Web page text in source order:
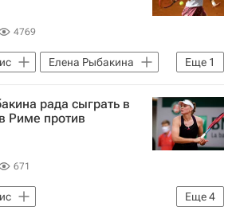
4769
Еще 1
Елена Рыбакина
рада сыграть в
Риме против
671
Еще4